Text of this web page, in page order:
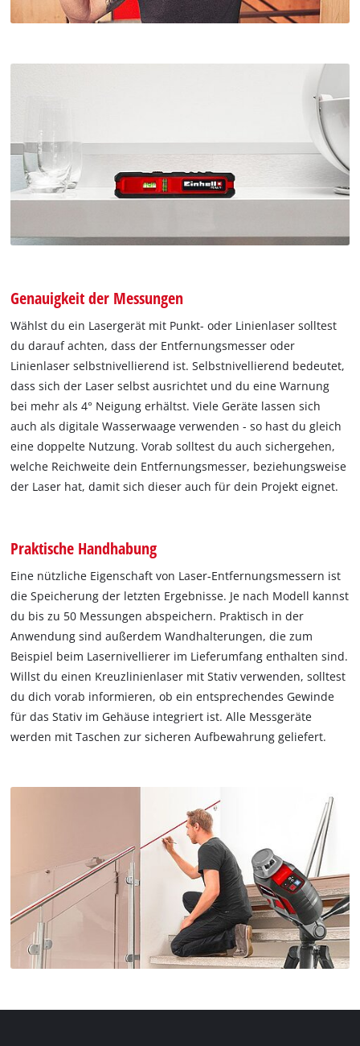
Genauigkeit der Messungen
Wählst du ein Lasergerät mit Punkt- oder Linienlaser solltest
du darauf achten, dass der Entfernungsmesser oder
Linienlaser selbstnivellierend ist. Selbstnivellierend bedeutet,
dass sich der Laser selbst ausrichtet und du eine Warnung
bei mehr als 4° Neigung erhältst. Viele Geräte lassen sich
auch als digitale Wasserwaage verwenden - so hast du gleich
eine doppelte Nutzung. Vorab solltest du auch sichergehen,
welche Reichweite dein Entfernungsmesser, beziehungsweise
der Laser hat, damit sich dieser auch für dein Projekt eignet.
Praktische Handhabung
Eine nützliche Eigenschaft von Laser-Entfernungsmessern ist
die Speicherung der letzten Ergebnisse. Je nach Modell kannst
du bis zu 50 Messungen abspeichern. Praktisch in der
Anwendung sind außerdem Wandhalterungen, die zum
Beispiel beim Lasernivellierer im Lieferumfang enthalten sind.
Willst du einen Kreuzlinienlaser mit Stativ verwenden, solltest
du dich vorab informieren, ob ein entsprechendes Gewinde
für das Stativ im Gehäuse integriert ist. Alle Messgeräte
werden mit Taschen zur sicheren Aufbewahrung geliefert.